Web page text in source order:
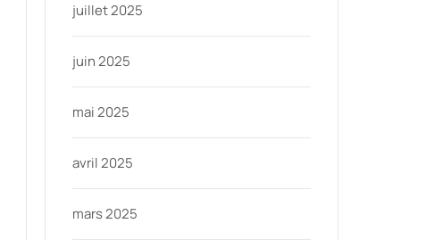
juillet 2025
juin 2025
mai 2025
avril 2025
mars 2025